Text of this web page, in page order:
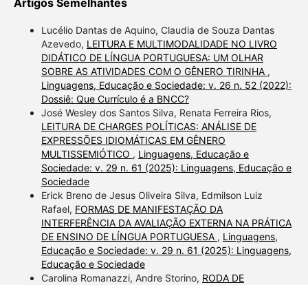
Artigos Semelhantes
Lucélio Dantas de Aquino, Claudia de Souza Dantas
Azevedo, LEITURA E MULTIMODALIDADE NO LIVRO
DIDÁTICO DE LÍNGUA PORTUGUESA: UM OLHAR
SOBRE AS ATIVIDADES COM O GÊNERO TIRINHA ,
Linguagens, Educação e Sociedade: v. 26 n. 52 (2022):
Dossiê: Que Currículo é a BNCC?
José Wesley dos Santos Silva, Renata Ferreira Rios,
LEITURA DE CHARGES POLÍTICAS: ANÁLISE DE
EXPRESSÕES IDIOMÁTICAS EM GÊNERO
MULTISSEMIÓTICO , Linguagens, Educação e
Sociedade: v. 29 n. 61 (2025): Linguagens, Educação e
Sociedade
Erick Breno de Jesus Oliveira Silva, Edmilson Luiz
Rafael, FORMAS DE MANIFESTAÇÃO DA
INTERFERÊNCIA DA AVALIAÇÃO EXTERNA NA PRÁTICA
DE ENSINO DE LÍNGUA PORTUGUESA , Linguagens,
Educação e Sociedade: v. 29 n. 61 (2025): Linguagens,
Educação e Sociedade
Carolina Romanazzi, Andre Storino, RODA DE